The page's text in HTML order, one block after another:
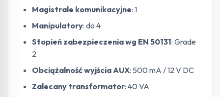
Magistrale komunikacyjne: 1
Manipulatory: do 4
Stopień zabezpieczenia wg EN 50131: Grade
2
Obciążalność wyjścia AUX: 500 mA / 12 V DC
Zalecany transformator: 40 VA